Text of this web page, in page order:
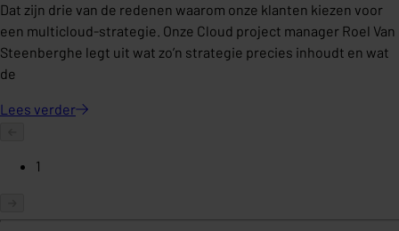
Dat zijn drie van de redenen waarom onze klanten kiezen voor
een multicloud-strategie. Onze Cloud project manager Roel Van
Steenberghe legt uit wat zo’n strategie precies inhoudt en wat
de
Lees verder
1